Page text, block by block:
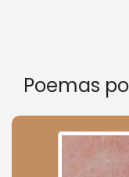
Poemas